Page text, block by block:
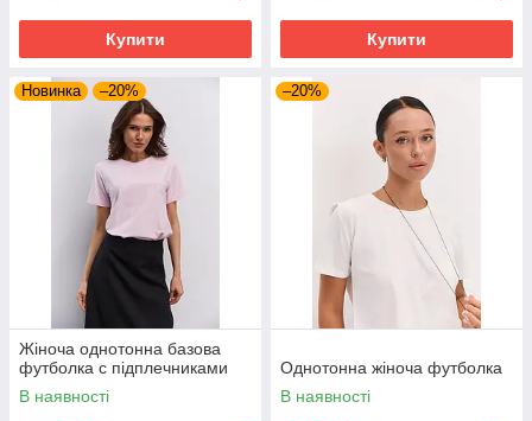
Купити Купити
Новинка –20%
Жіноча однотонна базова
футболка с підплечниками
В наявності
–20%
Однотонна жіноча футболка
В наявності